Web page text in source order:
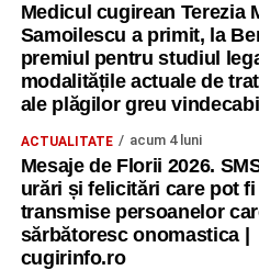
Medicul cugirean Terezia
Samoilescu a primit, la
premiul pentru studiul
modalitățile actuale de
ale plăgilor greu
ACTUALITATE acum 4 luni
Mesaje de Florii 2026.
urări și felicitări care pot fi
transmise persoanelor
sărbătoresc onomastica |
cugirinfo.ro